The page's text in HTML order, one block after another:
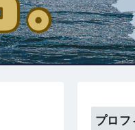
プロフ